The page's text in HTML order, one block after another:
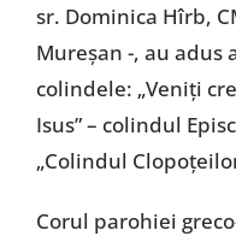
sr. Dominica Hîrb,
Mureșan -, au
colindele: „Veniți
Isus” – colindul
„Colindul
Corul parohiei